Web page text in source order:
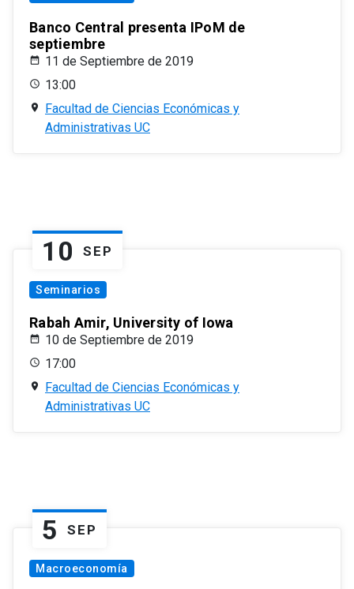
Banco Central presenta IPoM de
septiembre
11 de Septiembre de 2019
13:00
Facultad de Ciencias Económicas y
Administrativas UC
10 SEP
Seminarios
Rabah Amir, University of Iowa
10 de Septiembre de 2019
17:00
Facultad de Ciencias Económicas y
Administrativas UC
5 SEP
Macroeconomía